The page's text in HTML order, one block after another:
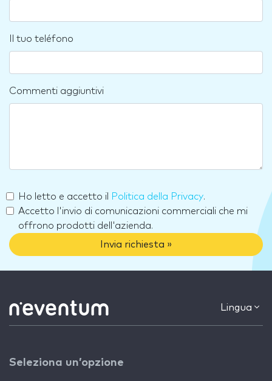
Il tuo teléfono
Commenti aggiuntivi
Ho letto e accetto il Politica della Privacy.
Accetto l'invio di comunicazioni commerciali che mi
offrono prodotti dell'azienda.
Invia richiesta »
Lingua
Seleziona un’opzione